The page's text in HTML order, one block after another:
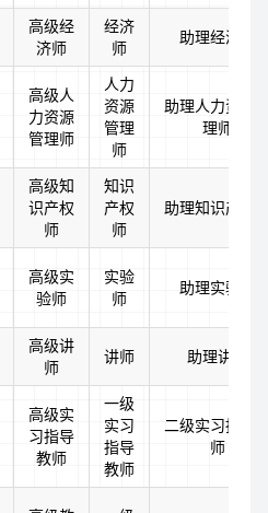
高级经
济师
经济
师
助理经济师
高级人
力资源
管理师
人力
资源
管理
师
助理人力资源
理师
高级知
识产权
师
知识
产权
师
助理知识产权
高级实
验师
实验
师
助理实验师
高级讲
师
讲师 助理讲师
高级实
习指导
教师
一级
实习
指导
教师
二级实习指导
师